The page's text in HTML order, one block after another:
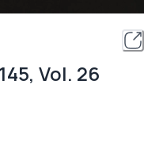
Vol. 26